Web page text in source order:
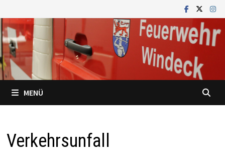
Inhalt
springen
MENÜ
Verkehrsunfall